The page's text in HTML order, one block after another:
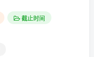
截止时间